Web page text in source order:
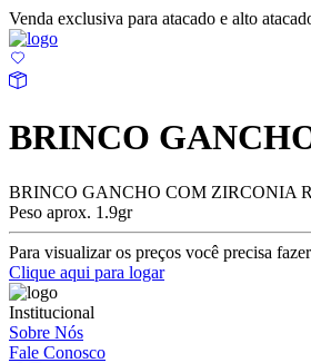
Venda exclusiva para atacado e alto
BRINCO
BRINCO GANCHO COM ZIRCONIA
Peso aprox. 1.9gr
Para visualizar os preços você precisa
Clique aqui para logar
Institucional
Sobre Nós
Fale Conosco